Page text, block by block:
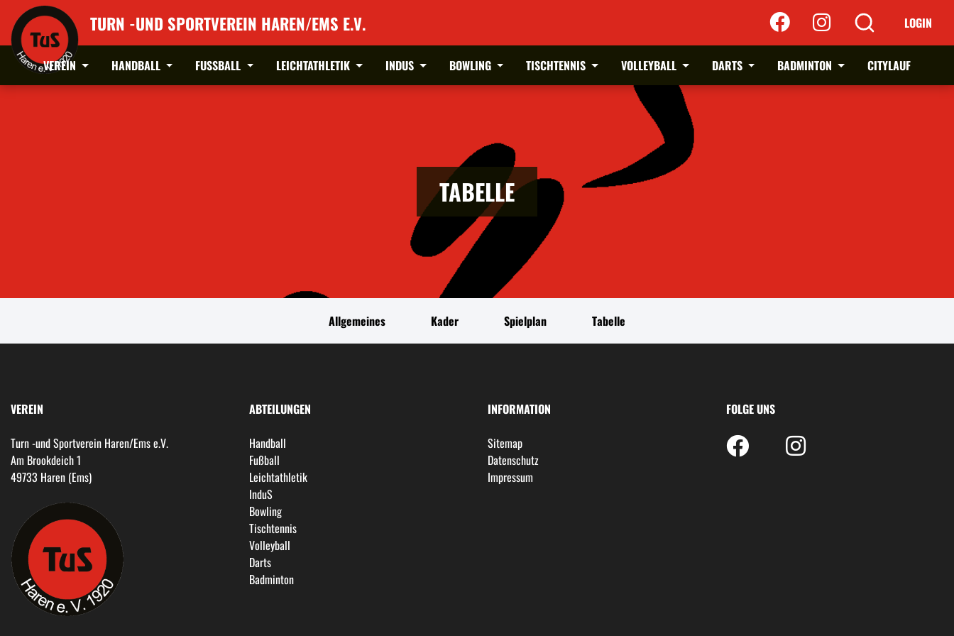
LOGIN
TURN -UND SPORTVEREIN HAREN/EMS E.V.
VEREIN HANDBALL FUSSBALL LEICHTATHLETIK INDUS BOWLING TISCHTENNIS VOLLEYBALL DARTS BADMINTON CITYLAUF
TABELLE
Allgemeines Kader Spielplan Tabelle
VEREIN
Turn -und Sportverein Haren/Ems e.V.
Am Brookdeich 1
49733 Haren (Ems)
ABTEILUNGEN
Handball
Fußball
Leichtathletik
InduS
Bowling
Tischtennis
Volleyball
Darts
Badminton
INFORMATION
Sitemap
Datenschutz
Impressum
FOLGE UNS